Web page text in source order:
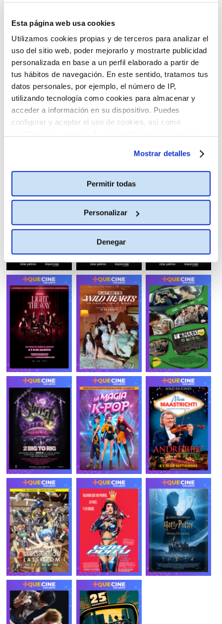
Esta página web usa cookies
Utilizamos cookies propias y de terceros para analizar el
uso del sitio web, poder mejorarlo y mostrarte publicidad
personalizada en base a un perfil elaborado a partir de
tus hábitos de navegación. En este sentido, tratamos tus
datos personales, por ejemplo, el número de IP,
utilizando tecnología como cookies para almacenar y
acceder a información en su dispositivo. Puedes
configurar y aceptar el uso de cookies, así como
Mostrar detalles
Permitir todas
Personalizar
Denegar